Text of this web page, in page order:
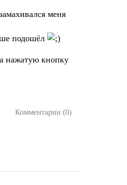
меня
подошёл
нажатую кнопку
Комментарии (0)